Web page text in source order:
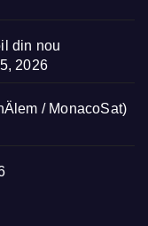
din nou
2026
/ MonacoSat)